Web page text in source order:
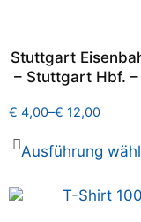
Stuttgart
– Stuttgart Hbf.
€ 4,00–€ 12,00
Ausführung